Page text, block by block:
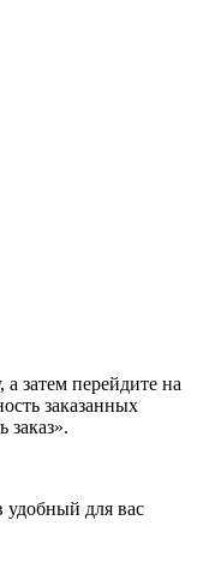
затем перейдите на
заказанных
для вас